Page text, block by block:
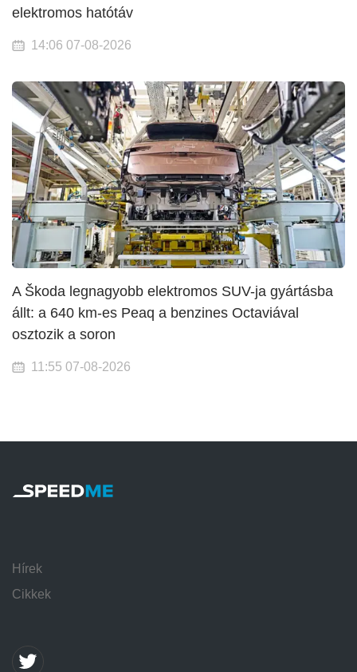
elektromos hatótáv
14:06 07-08-2026
A Škoda legnagyobb elektromos SUV-ja gyártásba
állt: a 640 km-es Peaq a benzines Octaviával
osztozik a soron
11:55 07-08-2026
Hírek
Cikkek